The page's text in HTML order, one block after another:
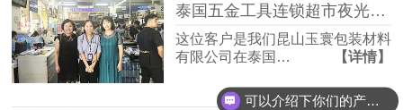
泰国五金工具连锁超市夜光胶带应用案例！
这位客户是我们昆山玉寰包装材料
有限公司在泰国…
【详情】
可以介绍下你们的产品么？